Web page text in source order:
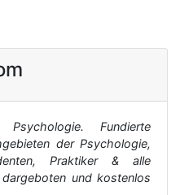
Fundierte
der Psychologie,
Praktiker & alle
und kostenlos